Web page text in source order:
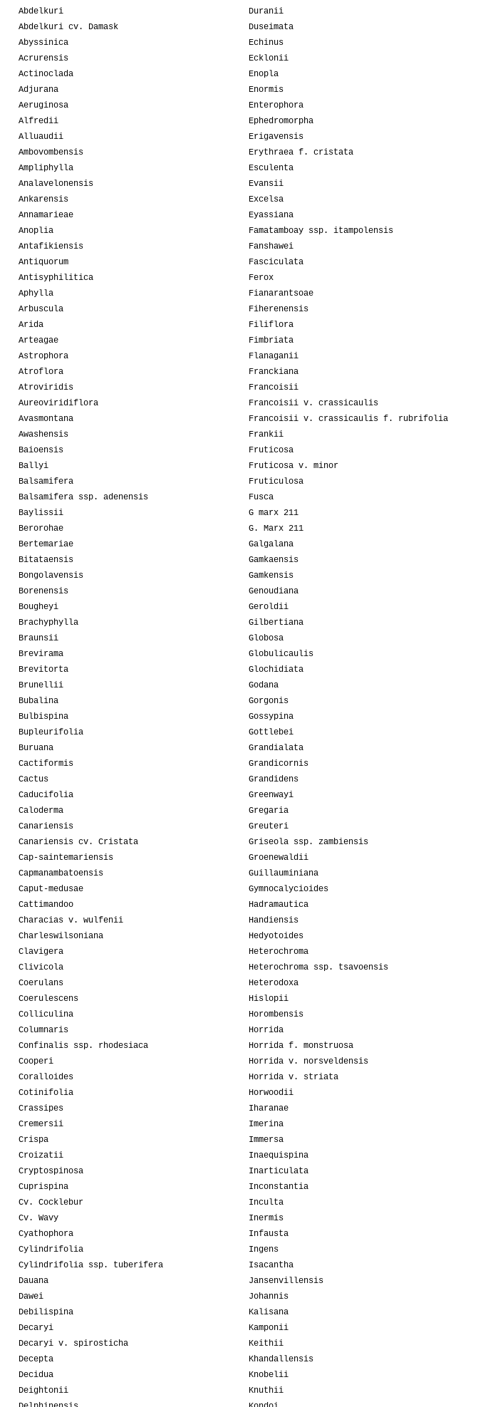
Abdelkuri
Abdelkuri cv. Damask
Abyssinica
Acrurensis
Actinoclada
Adjurana
Aeruginosa
Alfredii
Alluaudii
Ambovombensis
Ampliphylla
Analavelonensis
Ankarensis
Annamarieae
Anoplia
Antafikiensis
Antiquorum
Antisyphilitica
Aphylla
Arbuscula
Arida
Arteagae
Astrophora
Atroflora
Atroviridis
Aureoviridiflora
Avasmontana
Awashensis
Baioensis
Ballyi
Balsamifera
Balsamifera ssp. adenensis
Baylissii
Berorohae
Bertemariae
Bitataensis
Bongolavensis
Borenensis
Bougheyi
Brachyphylla
Braunsii
Brevirama
Brevitorta
Brunellii
Bubalina
Bulbispina
Bupleurifolia
Buruana
Cactiformis
Cactus
Caducifolia
Caloderma
Canariensis
Canariensis cv. Cristata
Cap-saintemariensis
Capmanambatoensis
Caput-medusae
Cattimandoo
Characias v. wulfenii
Charleswilsoniana
Clavigera
Clivicola
Coerulans
Coerulescens
Colliculina
Columnaris
Confinalis ssp. rhodesiaca
Cooperi
Coralloides
Cotinifolia
Crassipes
Cremersii
Crispa
Croizatii
Cryptospinosa
Cuprispina
Cv. Cocklebur
Cv. Wavy
Cyathophora
Cylindrifolia
Cylindrifolia ssp. tuberifera
Dauana
Dawei
Debilispina
Decaryi
Decaryi v. spirosticha
Decepta
Decidua
Deightonii
Duranii
Duseimata
Echinus
Ecklonii
Enopla
Enormis
Enterophora
Ephedromorpha
Erigavensis
Erythraea f. cristata
Esculenta
Evansii
Excelsa
Eyassiana
Famatamboay ssp. itampolensis
Fanshawei
Fasciculata
Ferox
Fianarantsoae
Fiherenensis
Filiflora
Fimbriata
Flanaganii
Franckiana
Francoisii
Francoisii v. crassicaulis
Francoisii v. crassicaulis f. rubrifolia
Frankii
Fruticosa
Fruticosa v. minor
Fruticulosa
Fusca
G marx 211
G. Marx 211
Galgalana
Gamkaensis
Gamkensis
Genoudiana
Geroldii
Gilbertiana
Globosa
Globulicaulis
Glochidiata
Godana
Gorgonis
Gossypina
Gottlebei
Grandialata
Grandicornis
Grandidens
Greenwayi
Gregaria
Greuteri
Griseola ssp. zambiensis
Groenewaldii
Guillauminiana
Gymnocalycioides
Hadramautica
Handiensis
Hedyotoides
Heterochroma
Heterochroma ssp. tsavoensis
Heterodoxa
Hislopii
Horombensis
Horrida
Horrida f. monstruosa
Horrida v. norsveldensis
Horrida v. striata
Horwoodii
Iharanae
Imerina
Immersa
Inaequispina
Inarticulata
Inconstantia
Inculta
Inermis
Infausta
Ingens
Isacantha
Jansenvillensis
Johannis
Kalisana
Kamponii
Keithii
Khandallensis
Knobelii
Knuthii